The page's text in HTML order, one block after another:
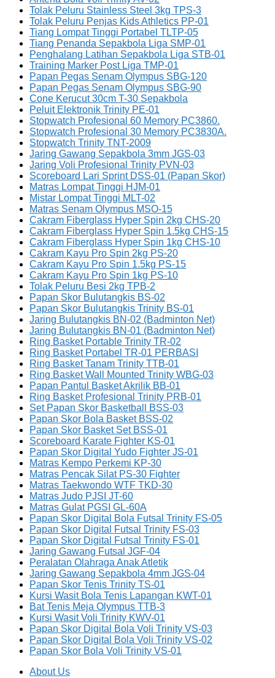
Tolak Peluru Stainless Steel 3kg TPS-3
Tolak Peluru Penjas Kids Athletics PP-01
Tiang Lompat Tinggi Portabel TLTP-05
Tiang Penanda Sepakbola Liga SMP-01
Penghalang Latihan Sepakbola Liga STB-01
Training Marker Post Liga TMP-01
Papan Pegas Senam Olympus SBG-120
Papan Pegas Senam Olympus SBG-90
Cone Kerucut 30cm T-30 Sepakbola
Peluit Elektronik Trinity PE-01
Stopwatch Profesional 60 Memory PC3860.
Stopwatch Profesional 30 Memory PC3830A.
Stopwatch Trinity TNT-2009
Jaring Gawang Sepakbola 3mm JGS-03
Jaring Voli Profesional Trinity PVN-03
Scoreboard Lari Sprint DSS-01 (Papan Skor)
Matras Lompat Tinggi HJM-01
Mistar Lompat Tinggi MLT-02
Matras Senam Olympus MSO-15
Cakram Fiberglass Hyper Spin 2kg CHS-20
Cakram Fiberglass Hyper Spin 1.5kg CHS-15
Cakram Fiberglass Hyper Spin 1kg CHS-10
Cakram Kayu Pro Spin 2kg PS-20
Cakram Kayu Pro Spin 1.5kg PS-15
Cakram Kayu Pro Spin 1kg PS-10
Tolak Peluru Besi 2kg TPB-2
Papan Skor Bulutangkis BS-02
Papan Skor Bulutangkis Trinity BS-01
Jaring Bulutangkis BN-02 (Badminton Net)
Jaring Bulutangkis BN-01 (Badminton Net)
Ring Basket Portable Trinity TR-02
Ring Basket Portabel TR-01 PERBASI
Ring Basket Tanam Trinity TTB-01
Ring Basket Wall Mounted Trinity WBG-03
Papan Pantul Basket Akrilik BB-01
Ring Basket Profesional Trinity PRB-01
Set Papan Skor Basketball BSS-03
Papan Skor Bola Basket BSS-02
Papan Skor Basket Set BSS-01
Scoreboard Karate Fighter KS-01
Papan Skor Digital Yudo Fighter JS-01
Matras Kempo Perkemi KP-30
Matras Pencak Silat PS-30 Fighter
Matras Taekwondo WTF TKD-30
Matras Judo PJSI JT-60
Matras Gulat PGSI GL-60A
Papan Skor Digital Bola Futsal Trinity FS-05
Papan Skor Digital Futsal Trinity FS-03
Papan Skor Digital Futsal Trinity FS-01
Jaring Gawang Futsal JGF-04
Peralatan Olahraga Anak Atletik
Jaring Gawang Sepakbola 4mm JGS-04
Papan Skor Tenis Trinity TS-01
Kursi Wasit Bola Tenis Lapangan KWT-01
Bat Tenis Meja Olympus TTB-3
Kursi Wasit Voli Trinity KWV-01
Papan Skor Digital Bola Voli Trinity VS-03
Papan Skor Digital Bola Voli Trinity VS-02
Papan Skor Bola Voli Trinity VS-01
About Us